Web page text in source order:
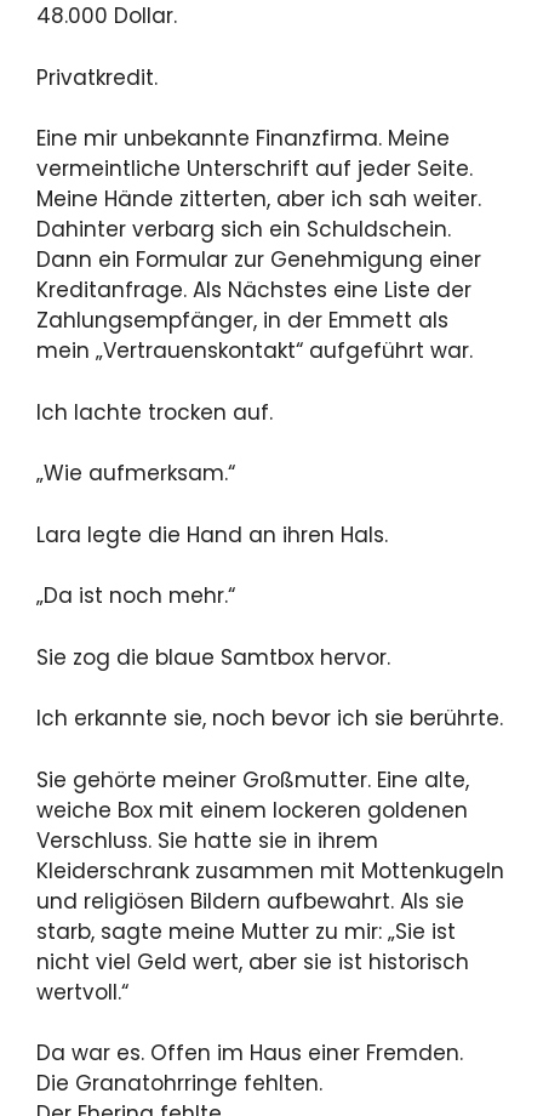
48.000 Dollar.
Privatkredit.
Eine mir unbekannte Finanzfirma. Meine
vermeintliche Unterschrift auf jeder Seite.
Meine Hände zitterten, aber ich sah weiter.
Dahinter verbarg sich ein Schuldschein.
Dann ein Formular zur Genehmigung einer
Kreditanfrage. Als Nächstes eine Liste der
Zahlungsempfänger, in der Emmett als
mein „Vertrauenskontakt“ aufgeführt war.
Ich lachte trocken auf.
„Wie aufmerksam.“
Lara legte die Hand an ihren Hals.
„Da ist noch mehr.“
Sie zog die blaue Samtbox ​​hervor.
Ich erkannte sie, noch bevor ich sie berührte.
Sie gehörte meiner Großmutter. Eine alte,
weiche Box mit einem lockeren goldenen
Verschluss. Sie hatte sie in ihrem
Kleiderschrank zusammen mit Mottenkugeln
und religiösen Bildern aufbewahrt. Als sie
starb, sagte meine Mutter zu mir: „Sie ist
nicht viel Geld wert, aber sie ist historisch
wertvoll.“
Da war es. Offen im Haus einer Fremden.
Die Granatohrringe fehlten.